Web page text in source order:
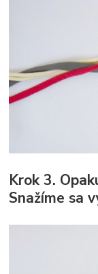
Krok 3.
Snažíme sa